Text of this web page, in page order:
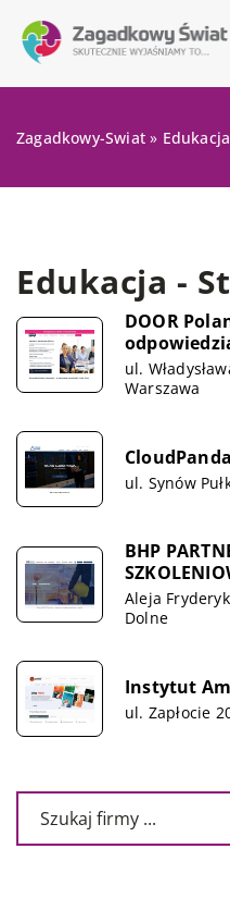
Zagadkowy-Swiat » Edukacja
Edukacja -
DOOR
ul.
Warszawa
ul. Synów
BHP
Aleja
Dolne
Instytut
ul. Zapłocie